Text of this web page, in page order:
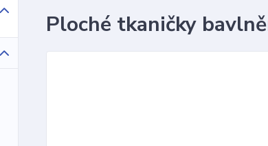
Ploché tkaničky